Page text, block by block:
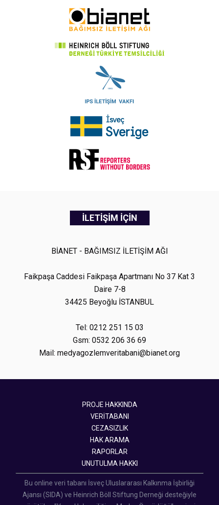
İLETİŞİM İÇİN
BİANET - BAĞIMSIZ İLETİŞİM AĞI
Faikpaşa Caddesi Faikpaşa Apartmanı No 37 Kat 3
Daire 7-8
34425 Beyoğlu İSTANBUL
Tel: 0212 251 15 03
Gsm: 0532 206 36 69
Mail: medyagozlemveritabani@bianet.org
PROJE HAKKINDA
VERİTABANI
CEZASIZLIK
HAK ARAMA
RAPORLAR
UNUTULMA HAKKI
Bu online veri tabanı İsveç Uluslararası Kalkınma İşbirliği
Ajansı (SIDA) ve Heinrich Böll Stiftung Derneği desteğiyle